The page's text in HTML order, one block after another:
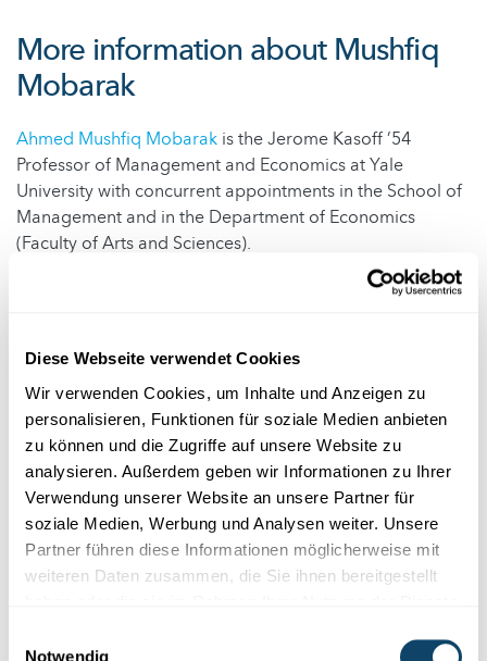
Diese Webseite verwendet Cookies
Wir verwenden Cookies, um Inhalte und Anzeigen zu
personalisieren, Funktionen für soziale Medien anbieten
zu können und die Zugriffe auf unsere Website zu
analysieren. Außerdem geben wir Informationen zu Ihrer
Verwendung unserer Website an unsere Partner für
soziale Medien, Werbung und Analysen weiter. Unsere
Partner führen diese Informationen möglicherweise mit
weiteren Daten zusammen, die Sie ihnen bereitgestellt
Notwendig
More information about Mushfiq
Mobarak
Ahmed Mushfiq Mobarak is the Jerome Kasoff ’54
Professor of Management and Economics at Yale
University with concurrent appointments in the School of
Management and in the Department of Economics
(Faculty of Arts and Sciences).
An Event supported by the Luxembourg National
Eintrittspreis(e)